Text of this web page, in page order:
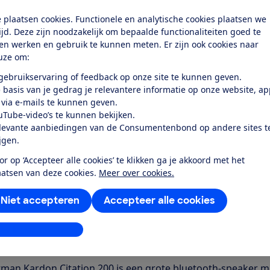
plaatsen cookies. Functionele en analytische cookies plaatsen we
Deze zijn noodzakelijk om bepaalde functionaliteiten goed te
werken en gebruik te kunnen meten. Er zijn ook cookies naar
om:
of feedback op onze site te kunnen geven.
basis van je gedrag je relevantere informatie op onze website,
e-mails te kunnen geven.
video’s te kunnen bekijken.
aanbiedingen van de Consumentenbond op andere sites
op ‘Accepteer alle cookies’ te klikken ga je akkoord met het
van deze cookies. Meer over cookies.
Accepteer alle cookies
Niet accepteren
aanpassen
toegang tot deze test?
Word lid
Al lid? Log in
dit product